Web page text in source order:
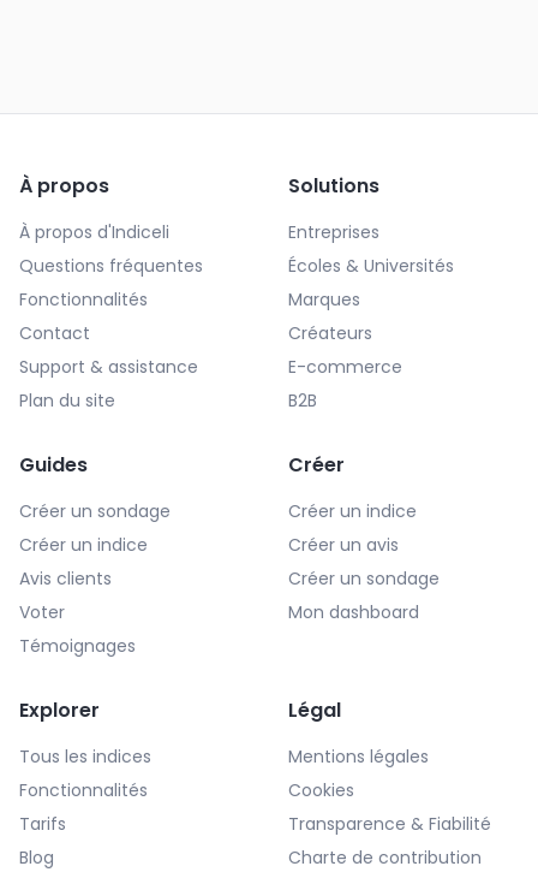
À propos
À propos d'Indiceli
Questions fréquentes
Fonctionnalités
Contact
Support & assistance
Plan du site
Solutions
Entreprises
Écoles & Universités
Marques
Créateurs
E-commerce
B2B
Guides
Créer un sondage
Créer un indice
Avis clients
Voter
Témoignages
Créer
Créer un indice
Créer un avis
Créer un sondage
Mon dashboard
Explorer
Tous les indices
Fonctionnalités
Tarifs
Blog
Légal
Mentions légales
Cookies
Transparence & Fiabilité
Charte de contribution